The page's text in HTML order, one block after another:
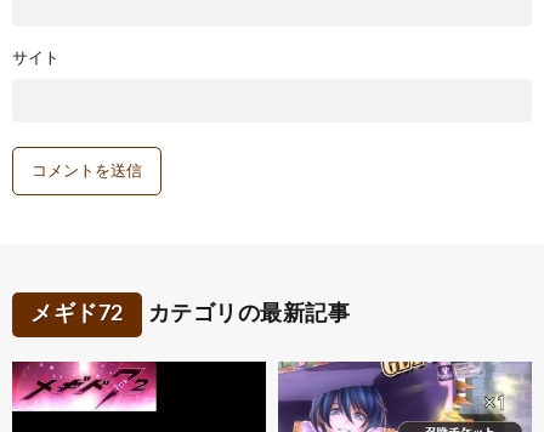
サイト
メギド72 カテゴリの最新記事